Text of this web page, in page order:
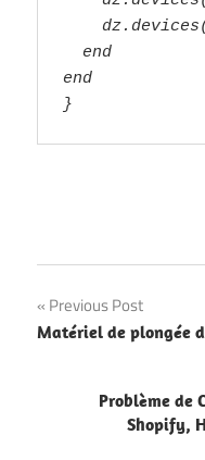
  end
end
}
Post
navigation
Previous Post
Matériel de plongée
Problème de
Shopify,